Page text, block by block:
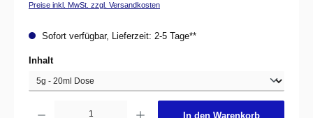
Preise inkl. MwSt. zzgl. Versandkosten
Sofort verfügbar, Lieferzeit: 2-5 Tage**
Inhaltauswählen
In den Warenkorb